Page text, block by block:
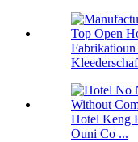
Fabrikatioun
Hotel Keng
Ouni Co ...